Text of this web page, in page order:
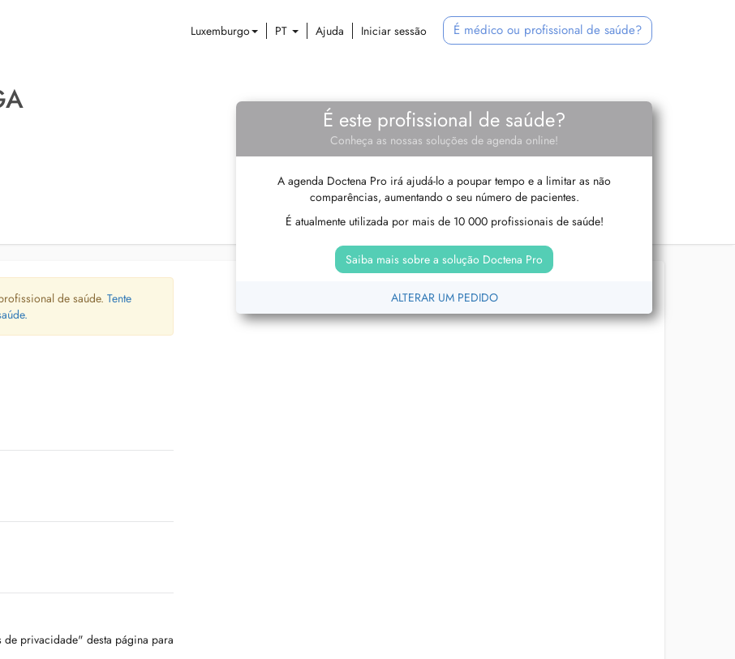
Luxemburgo PT Ajuda Iniciar sessão É médico ou profissional de saúde?
É este profissional de saúde?
Conheça as nossas soluções de agenda online!
A agenda Doctena Pro irá ajudá-lo a poupar tempo e a limitar as não
comparências, aumentando o seu número de pacientes.
É atualmente utilizada por mais de 10 000 profissionais de saúde!
Saiba mais sobre a solução Doctena Pro
ALTERAR UM PEDIDO
de saúde. Tente
privacidade" desta página para